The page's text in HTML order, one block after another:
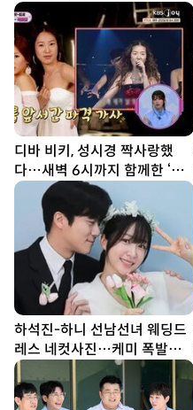
류
디바 비키, 성시경 짝사랑했
다…새벽 6시까지 함께한 ‘설
렁탕 엔딩’(힛트쏭)
하석진-하니 선남선녀 웨딩드
레스 네컷사진…케미 폭발
[DA★]